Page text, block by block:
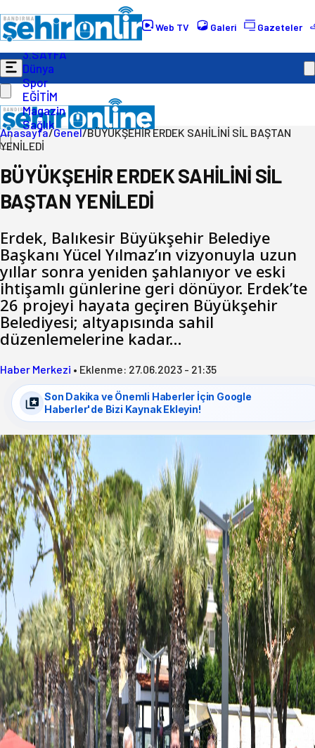
Web TV Galeri Gazeteler
Gündem
Ekonomi
Politika
3.SAYFA
Dünya
Spor
EĞİTİM
Magazin
Sağlık
Anasayfa/Genel/BÜYÜKŞEHİR ERDEK SAHİLİNİ SİL BAŞTAN
YENİLEDİ
BÜYÜKŞEHİR ERDEK SAHİLİNİ SİL
BAŞTAN YENİLEDİ
Erdek, Balıkesir Büyükşehir Belediye
Başkanı Yücel Yılmaz’ın vizyonuyla uzun
yıllar sonra yeniden şahlanıyor ve eski
ihtişamlı günlerine geri dönüyor. Erdek’te
26 projeyi hayata geçiren Büyükşehir
Belediyesi; altyapısında sahil
düzenlemelerine kadar…
Haber Merkezi • Eklenme: 27.06.2023 - 21:35
Son Dakika ve Önemli Haberler İçin Google
Haberler'de Bizi Kaynak Ekleyin!